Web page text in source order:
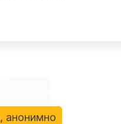
анонимно